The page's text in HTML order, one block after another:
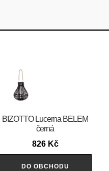
BIZOTTO Lucerna BELEM
černá
826 Kč
DO OBCHODU